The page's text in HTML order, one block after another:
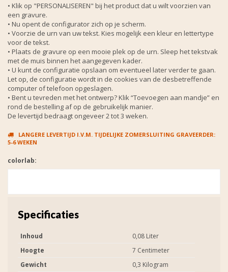
• Klik op "PERSONALISEREN" bij het product dat u wilt voorzien van
een gravure.
• Nu opent de configurator zich op je scherm.
• Voorzie de urn van uw tekst. Kies mogelijk een kleur en lettertype
voor de tekst.
• Plaats de gravure op een mooie plek op de urn. Sleep het tekstvak
met de muis binnen het aangegeven kader.
• U kunt de configuratie opslaan om eventueel later verder te gaan.
Let op, de configuratie wordt in de cookies van de desbetreffende
computer of telefoon opgeslagen.
• Bent u tevreden met het ontwerp? Klik “Toevoegen aan mandje” en
rond de bestelling af op de gebruikelijk manier.
De levertijd bedraagt ongeveer 2 tot 3 weken.
LANGERE LEVERTIJD I.V.M. TIJDELIJKE ZOMERSLUITING GRAVEERDER:
5-6 WEKEN
colorlab:
Specificaties
Inhoud
0,08 Liter
Hoogte
7 Centimeter
Gewicht
0,3 Kilogram